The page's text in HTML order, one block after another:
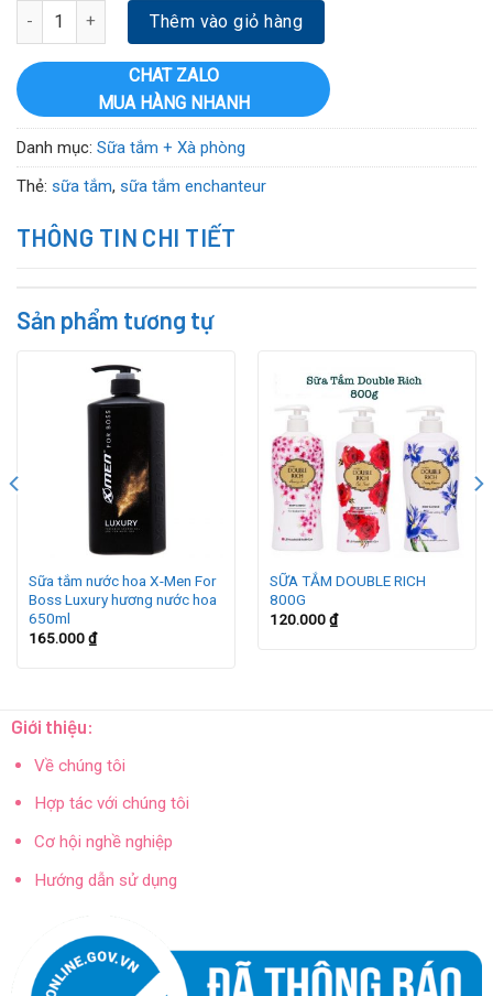
SỮA TẮM DƯỠNG DA HƯƠNG NƯỚC HOA ENCHANTEUR DELUXE
Thêm vào giỏ hàng
CHAT ZALO
MUA HÀNG NHANH
Danh mục: Sữa tắm + Xà phòng
Thẻ: sữa tắm, sữa tắm enchanteur
THÔNG TIN CHI TIẾT
Sản phẩm tương tự
Sữa tắm nước hoa X-Men For
Boss Luxury hương nước hoa
650ml
165.000₫
SỮA TẮM DOUBLE RICH
800G
120.000₫
Giới thiệu:
Về chúng tôi
Hợp tác với chúng tôi
Cơ hội nghề nghiệp
Hướng dẫn sử dụng